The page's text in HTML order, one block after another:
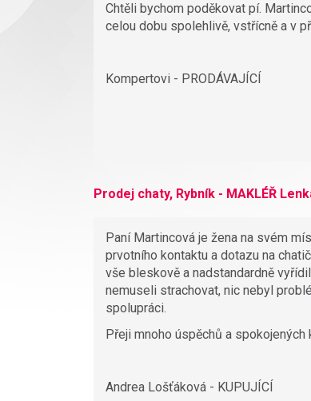
Chtěli bychom poděkovat pí.
celou dobu spolehlivě, vstřícně a v
Kompertovi - PRODÁVAJÍCÍ
Prodej chaty, Rybník - MAKLÉŘ
Paní Martincová je žena na svém
prvotního kontaktu a dotazu na
vše bleskově a nadstandardně
nemuseli strachovat, nic nebyl
spolupráci.
Přeji mnoho úspěchů a spokojených
Andrea Lošťáková - KUPUJÍCÍ